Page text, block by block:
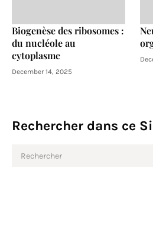
Biogenèse des ribosomes :
du nucléole au
cytoplasme
December 14, 2025
Rechercher dans ce